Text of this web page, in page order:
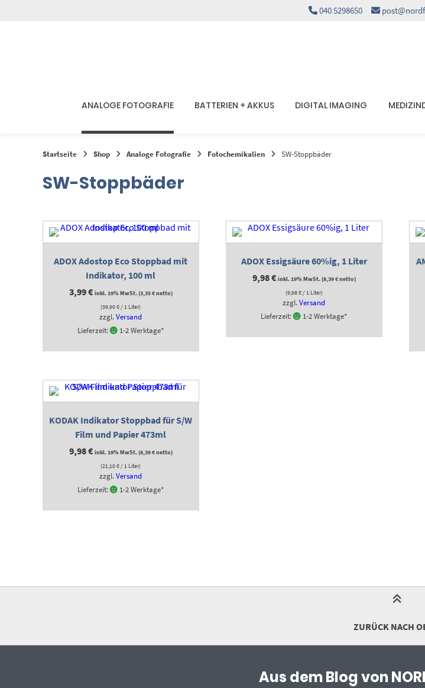
040 5298650
ANALOGE FOTOGRAFIE BATTERIEN + AKKUS DIGITAL IMAGING
Startseite Shop Analoge Fotografie Fotochemikalien SW-Stoppbäder
SW-Stoppbäder
ADOX Adostop Eco Stoppbad mit
Indikator, 100 ml
3,99€ inkl. 19% MwSt. (3,35€netto)
(39,90€/ 1 Liter)
zzgl.Versand
Lieferzeit:
1-2 Werktage*
ADOX Essigsäure 60%ig, 1 Liter
9,98€ inkl. 19% MwSt. (8,39€netto)
(9,98€/ 1 Liter)
zzgl.Versand
Lieferzeit:
1-2 Werktage*
KODAK Indikator Stoppbad für S/W
Film und Papier 473ml
9,98€ inkl. 19% MwSt. (8,39€netto)
(21,10€/ 1 Liter)
zzgl.Versand
Lieferzeit:
1-2 Werktage*
ZURÜCK NACH
Aus dem Blog von